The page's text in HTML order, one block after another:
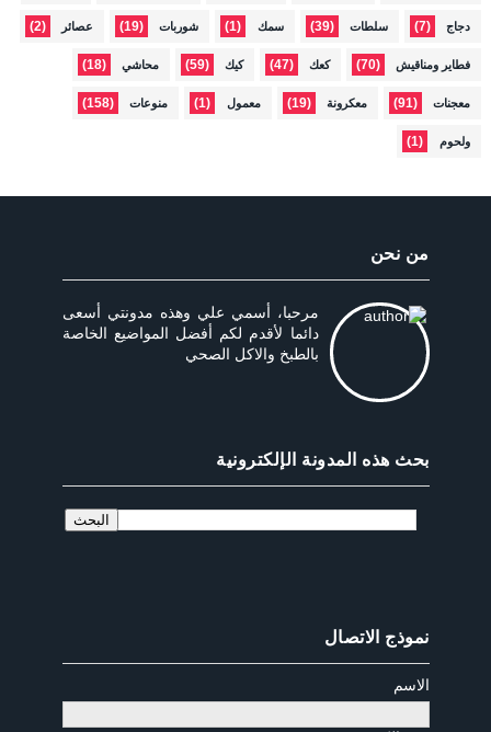
دجاج (7) سلطات (39) سمك (1) شوربات (19) عصائر (2)
فطاير ومناقيش (70) كعك (47) كيك (59) محاشي (18)
معجنات (91) معكرونة (19) معمول (1) منوعات (158)
ولحوم (1)
من نحن
مرحبا، أسمي علي وهذه مدونتي أسعى
دائما لأقدم لكم أفضل المواضيع الخاصة
بالطبخ والاكل الصحي
بحث هذه المدونة الإلكترونية
نموذج الاتصال
الاسم